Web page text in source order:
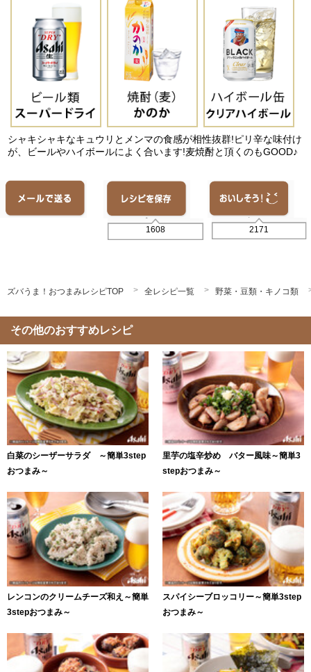
シャキシャキなキュウリとメンマの食感が相性抜群!ピリ辛な味付け
が、ビールやハイボールによく合います!麦焼酎と頂くのもGOOD♪
1608 2171
ズバうま！おつまみレシピTOP 全レシピ一覧 野菜・豆類・キノコ類
その他のおすすめレシピ
白菜のシーザーサラダ ～簡単3step
おつまみ～
里芋の塩辛炒め バター風味～簡単3
stepおつまみ～
レンコンのクリームチーズ和え～簡単
3stepおつまみ～
スパイシーブロッコリー～簡単3step
おつまみ～